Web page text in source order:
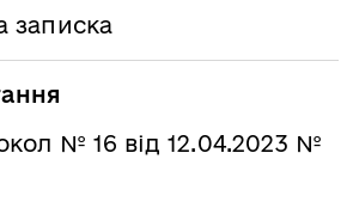
записка
№ 16 від 12.04.2023 №